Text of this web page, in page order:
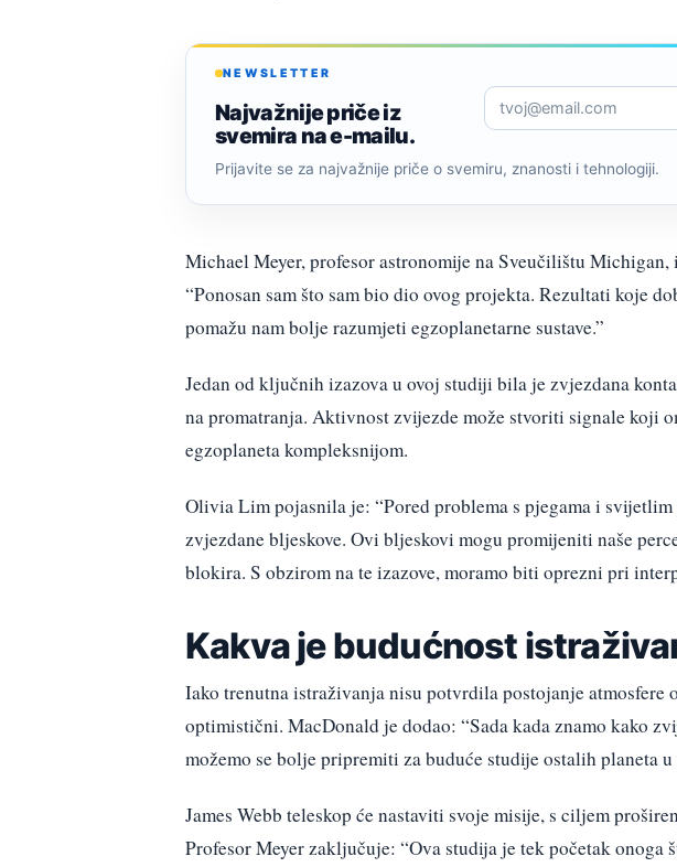
NEWSLETTER
Najvažnije priče iz
svemira na e-mailu.
Prijavite se za najvažnije priče o svemiru, znanosti i tehnologiji.
Michael Meyer, profesor astronomije na Sveučilištu Michigan,
“Ponosan sam što sam bio dio ovog projekta. Rezultati koje
pomažu nam bolje razumjeti egzoplanetarne sustave.”
Jedan od ključnih izazova u ovoj studiji bila je zvjezdana
na promatranja. Aktivnost zvijezde može stvoriti signale koji
egzoplaneta kompleksnijom.
Olivia Lim pojasnila je: “Pored problema s pjegama i
zvjezdane bljeskove. Ovi bljeskovi mogu promijeniti naše
blokira. S obzirom na te izazove, moramo biti oprezni pri
Kakva je budućnost
Iako trenutna istraživanja nisu potvrdila postojanje atmosfere
optimistični. MacDonald je dodao: “Sada kada znamo kako
možemo se bolje pripremiti za buduće studije ostalih planeta u
James Webb teleskop će nastaviti svoje misije, s ciljem
Profesor Meyer zaključuje: “Ova studija je tek početak onoga